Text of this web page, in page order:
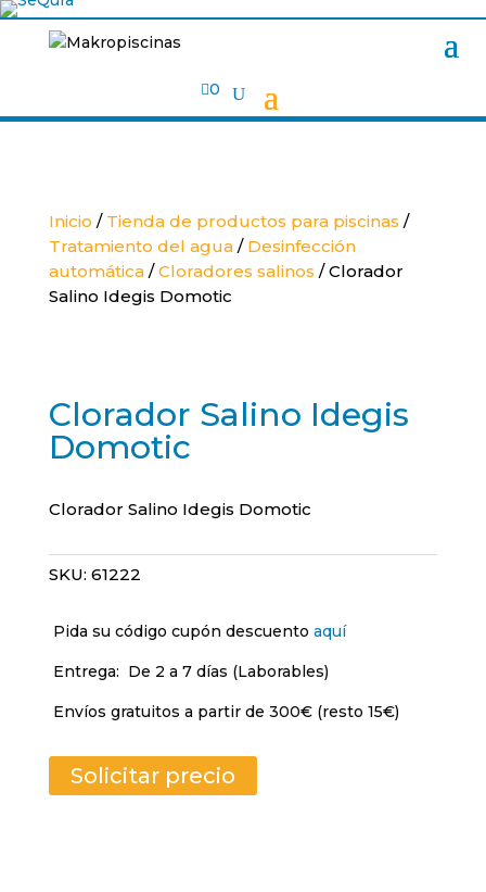
0
Inicio / Tienda de productos para piscinas /
Tratamiento del agua/ Desinfección
automática/Cloradores salinos / Clorador
Salino Idegis Domotic
Clorador Salino Idegis
Domotic
Clorador Salino Idegis Domotic
SKU: 61222
Pida su código cupón descuento aquí
Entrega: De 2 a 7 días (Laborables)
Envíos gratuitos a partir de 300€ (resto 15€)
Solicitar precio